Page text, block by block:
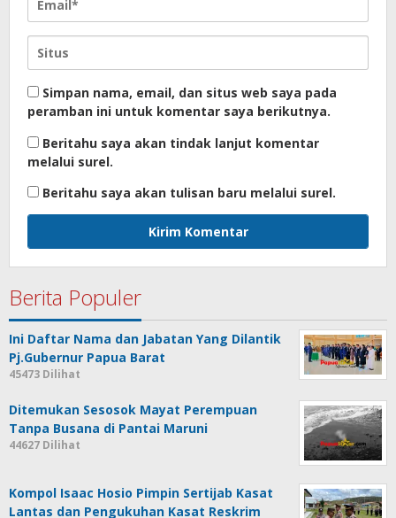
Simpan nama, email, dan situs web saya pada
peramban ini untuk komentar saya berikutnya.
Beritahu saya akan tindak lanjut komentar
melalui surel.
Beritahu saya akan tulisan baru melalui surel.
Berita Populer
Ini Daftar Nama dan Jabatan Yang Dilantik
Pj.Gubernur Papua Barat
45473 Dilihat
Ditemukan Sesosok Mayat Perempuan
Tanpa Busana di Pantai Maruni
44627 Dilihat
Kompol Isaac Hosio Pimpin Sertijab Kasat
Lantas dan Pengukuhan Kasat Reskrim